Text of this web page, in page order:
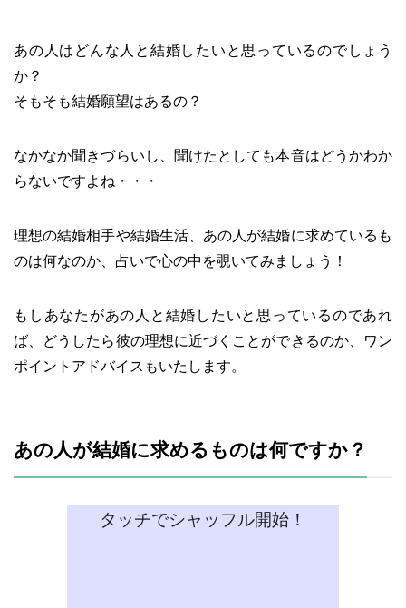
あの人はどんな人と結婚したいと思っているのでしょう
か？
そもそも結婚願望はあるの？
なかなか聞きづらいし、聞けたとしても本音はどうかわか
らないですよね・・・
理想の結婚相手や結婚生活、あの人が結婚に求めているも
のは何なのか、占いで心の中を覗いてみましょう！
もしあなたがあの人と結婚したいと思っているのであれ
ば、どうしたら彼の理想に近づくことができるのか、ワン
ポイントアドバイスもいたします。
あの人が結婚に求めるものは何ですか？
タッチでシャッフル開始！